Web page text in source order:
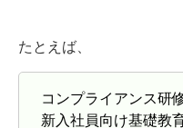
たとえば、
コンプライアンス研
新入社員向け基礎教